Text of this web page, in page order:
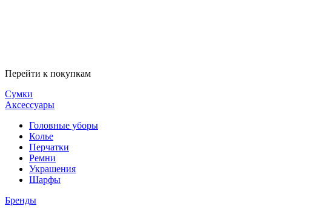
Перейти к покупкам
Сумки
Аксессуары
Головные уборы
Колье
Перчатки
Ремни
Украшения
Шарфы
Бренды